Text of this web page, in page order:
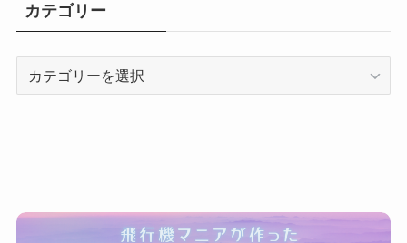
カテゴリー